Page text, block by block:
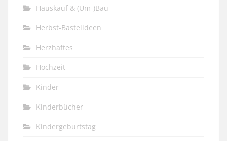
Hauskauf & (Um-)Bau
Herbst-Bastelideen
Herzhaftes
Hochzeit
Kinder
Kinderbücher
Kindergeburtstag